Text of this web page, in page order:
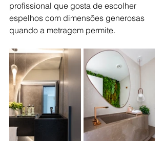
profissional que gosta de escolher
espelhos com dimensões generosas
quando a metragem permite.